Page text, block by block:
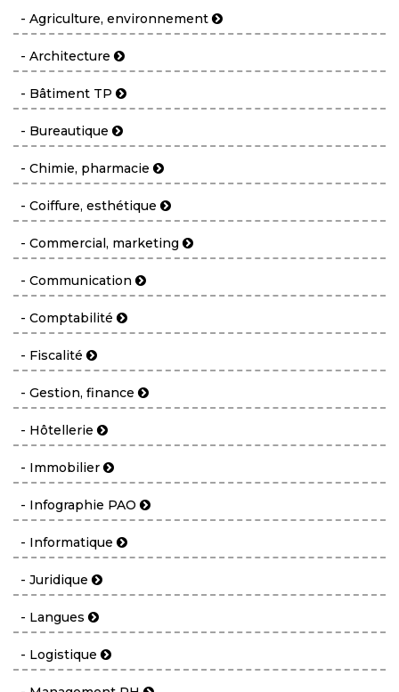
- Agriculture, environnement
- Architecture
- Bâtiment TP
- Bureautique
- Chimie, pharmacie
- Coiffure, esthétique
- Commercial, marketing
- Communication
- Comptabilité
- Fiscalité
- Gestion, finance
- Hôtellerie
- Immobilier
- Infographie PAO
- Informatique
- Juridique
- Langues
- Logistique